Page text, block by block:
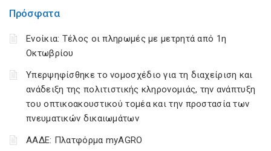
Πρόσφατα
Ενοίκια: Τέλος οι πληρωμές με μετρητά από 1η
Οκτωβρίου
Υπερψηφίσθηκε το νομοσχέδιο για τη διαχείριση και
ανάδειξη της πολιτιστικής κληρονομιάς, την ανάπτυξη
του οπτικοακουστικού τομέα και την προστασία των
πνευματικών δικαιωμάτων
ΑΑΔΕ: Πλατφόρμα myAGRO